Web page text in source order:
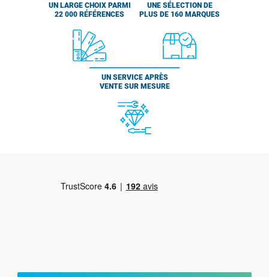
UN LARGE CHOIX PARMI
22 000 RÉFÉRENCES
UNE SÉLECTION DE
PLUS DE 160 MARQUES
UN SERVICE APRÈS
VENTE SUR MESURE